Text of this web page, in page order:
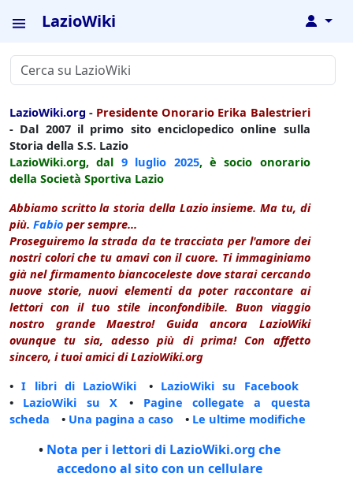
LazioWiki ↓
LazioWiki.org - Presidente Onorario Erika Balestrieri
- Dal 2007 il primo sito enciclopedico online sulla
Storia della S.S. Lazio
LazioWiki.org, dal 9 luglio 2025, è socio onorario
della Società Sportiva Lazio
Abbiamo scritto la storia della Lazio insieme. Ma tu, di
più. Fabio per sempre...
Proseguiremo la strada da te tracciata per l'amore dei
nostri colori che tu amavi con il cuore. Ti immaginiamo
già nel firmamento biancoceleste dove starai cercando
nuove storie, nuovi elementi da poter raccontare ai
lettori con il tuo stile inconfondibile. Buon viaggio
nostro grande Maestro! Guida ancora LazioWiki
ovunque tu sia, adesso più di prima! Con affetto
sincero, i tuoi amici di LazioWiki.org
•I libri di LazioWiki • LazioWiki su Facebook
• LazioWiki su X • Pagine collegate a questa
scheda • Una pagina a caso • Le ultime modifiche
• Nota per i lettori di LazioWiki.org che
accedono al sito con un cellulare